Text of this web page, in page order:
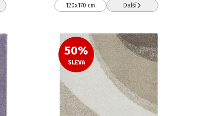
120x170 cm
Další
50%
SLEVA